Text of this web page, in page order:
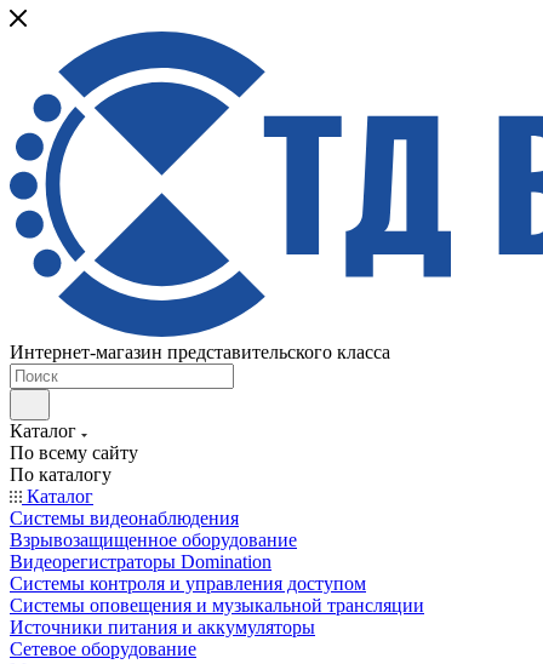
Интернет-магазин представительского класса
Каталог
По всему сайту
По каталогу
Каталог
Системы видеонаблюдения
Взрывозащищенное оборудование
Видеорегистраторы Domination
Системы контроля и управления доступом
Системы оповещения и музыкальной трансляции
Источники питания и аккумуляторы
Сетевое оборудование